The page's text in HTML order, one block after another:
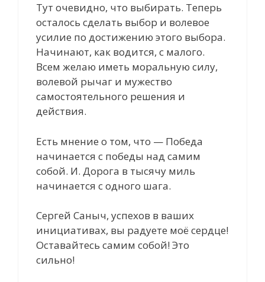
Тут очевидно, что выбирать. Теперь
осталось сделать выбор и волевое
усилие по достижению этого выбора.
Начинают, как водится, с малого.
Всем желаю иметь моральную силу,
волевой рычаг и мужество
самостоятельного решения и
действия.
Есть мнение о том, что — Победа
начинается с победы над самим
собой. И. Дорога в тысячу миль
начинается с одного шага.
Сергей Саныч, успехов в ваших
инициативах, вы радуете моё сердце!
Оставайтесь самим собой! Это
сильно!